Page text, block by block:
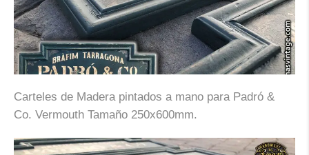
Carteles de Madera pintados a mano para Padró &
Co. Vermouth Tamaño 250x600mm.